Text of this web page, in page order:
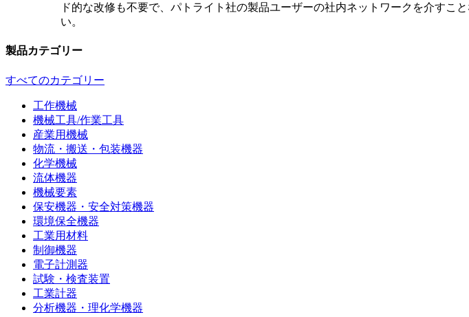
ド的な改修も不要で、パトライト社の製品ユーザーの社内ネットワークを介すこ
い。
製品カテゴリー
すべてのカテゴリー
工作機械
機械工具/作業工具
産業用機械
物流・搬送・包装機器
化学機械
流体機器
機械要素
保安機器・安全対策機器
環境保全機器
工業用材料
制御機器
電子計測器
試験・検査装置
工業計器
分析機器・理化学機器